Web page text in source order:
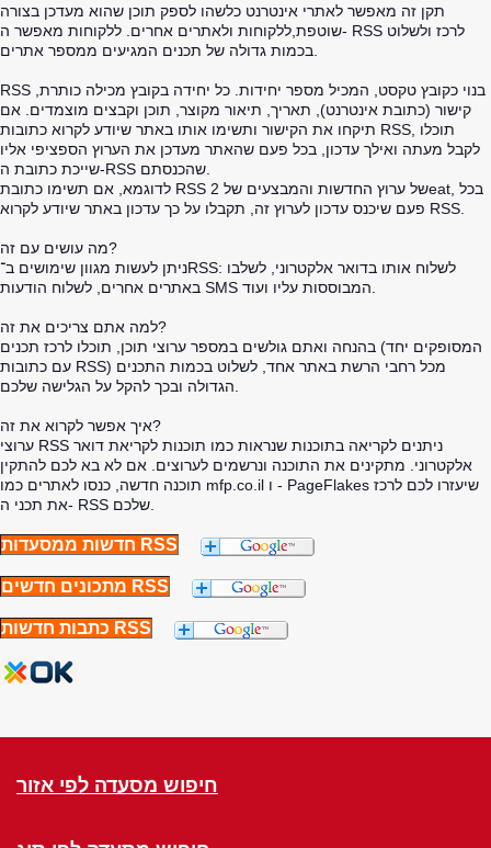
תקן זה מאפשר לאתרי אינטרנט כלשהו לספק תוכן שהוא מעדכן בצורה
שוטפת,ללקוחות ולאתרים אחרים. ללקוחות מאפשר ה- RSS לרכז ולשלוט
RSS בנוי כקובץ טקסט, המכיל מספר יחידות. כל יחידה בקובץ מכילה כותרת,
קישור (כתובת אינטרנט), תאריך, תיאור מקוצר, תוכן וקבצים מוצמדים. אם
תיקחו את הקישור ותשימו אותו באתר שיודע לקרוא כתובות RSS, תוכלו
לקבל מעתה ואילך עדכון, בכל פעם שהאתר מעדכן את הערוץ הספציפי אליו
לדוגמא, אם תשימו כתובת RSS של ערוץ החדשות והמבצעים של 2eat, בכל
פעם שיכנס עדכון לערוץ זה, תקבלו על כך עדכון באתר שיודע לקרוא RSS.
מה עושים עם זה?
ניתן לעשות מגוון שימושים ב־RSS: לשלוח אותו בדואר אלקטרוני, לשלבו
למה אתם צריכים את זה?
בהנחה ואתם גולשים במספר ערוצי תוכן, תוכלו לרכז תכנים (המסופקים יחד
עם כתובות RSS) מכל רחבי הרשת באתר אחד, לשלוט בכמות התכנים
איך אפשר לקרוא את זה?
ערוצי RSS ניתנים לקריאה בתוכנות שנראות כמו תוכנות לקריאת דואר
אלקטרוני. מתקינים את התוכנה ונרשמים לערוצים. אם לא בא לכם להתקין
תוכנה חדשה, כנסו לאתרים כמו mfp.co.il ו - PageFlakes שיעזרו לכם לרכז
חדשות ממסעדות RSS
מתכונים חדשים RSS
כתבות חדשות RSS
חיפוש מסעדה לפי אזור